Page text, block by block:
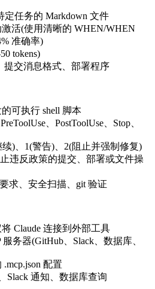
定任务的 Markdown 文件
活(使用清晰的 WHEN/WHEN
准确率)
tokens)
提交消息格式、部署程序
可执行 shell 脚本
、PostToolUse、Stop、
)、1(警告)、2(阻止并强制修复)
违反政策的提交、部署或文件操
求、安全扫描、git 验证
Claude 连接到外部工具
务器(GitHub、Slack、数据库、
配置
Slack 通知、数据库查询